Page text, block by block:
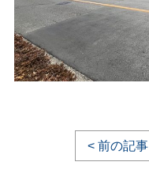
< 前の記事